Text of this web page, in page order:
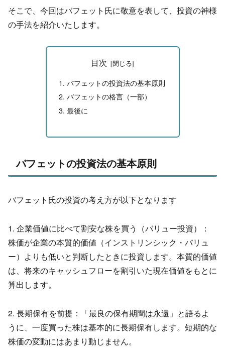
そこで、今回はバフェット氏に敬意を表して、投資の神様
の手法を紹介いたします。
目次
バフェットの投資法の基本原則
バフェットの格言（一部）
最後に
バフェットの投資法の基本原則
バフェット氏の投資の考え方が以下となります
1. 企業価値に比べて割安な株を買う（バリュー投資）：
株価が企業の本質的価値（インストリンシック・バリュ
ー）よりも低いと判断したときに投資します。本質的価値
は、将来のキャッシュフローを割引いた現在価値をもとに
算出します。
2. 長期保有を前提：「最良の保有期間は永遠」と語るよ
うに、一度買った株は基本的に長期保有します。短期的な
株価の変動にはあまり動じません。